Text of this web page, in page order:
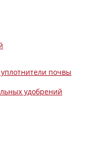
почвы
удобрений